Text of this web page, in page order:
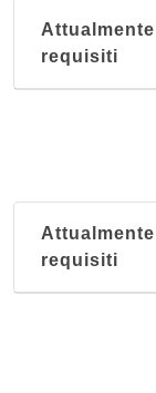
requisiti
requisiti